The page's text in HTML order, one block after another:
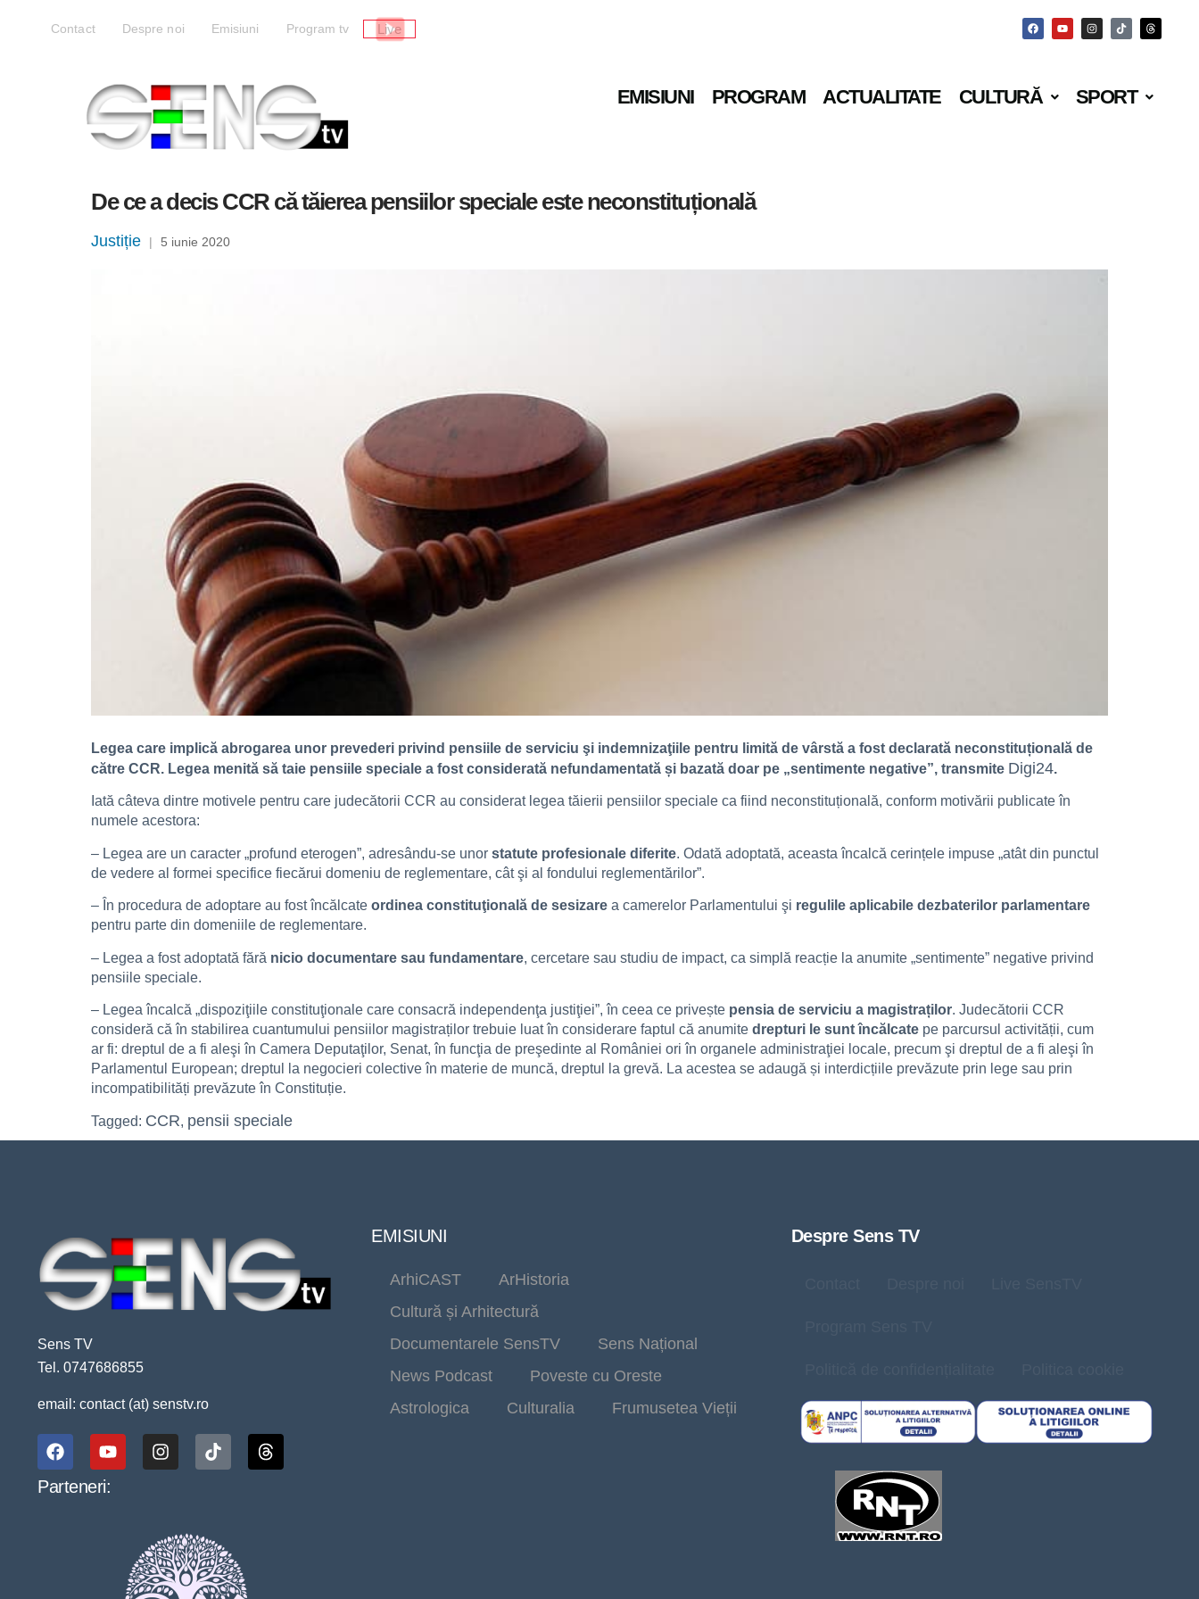
Contact Despre noi Emisiuni Program tv Live
EMISIUNI PROGRAM ACTUALITATE CULTURĂ SPORT
De ce a decis CCR că tăierea pensiilor speciale este neconstituțională
Justiție | 5 iunie 2020
Legea care implică abrogarea unor prevederi privind pensiile de serviciu şi indemnizaţiile pentru limită de vârstă a fost declarată neconstituțională de
către CCR. Legea menită să taie pensiile speciale a fost considerată nefundamentată și bazată doar pe „sentimente negative”, transmite Digi24.
Iată câteva dintre motivele pentru care judecătorii CCR au considerat legea tăierii pensiilor speciale ca fiind neconstituțională, conform motivării publicate în
numele acestora:
– Legea are un caracter „profund eterogen”, adresându-se unor statute profesionale diferite. Odată adoptată, aceasta încalcă cerințele impuse „atât din punctul
de vedere al formei specifice fiecărui domeniu de reglementare, cât şi al fondului reglementărilor”.
– În procedura de adoptare au fost încălcate ordinea constituţională de sesizare a camerelor Parlamentului şi regulile aplicabile dezbaterilor parlamentare
pentru parte din domeniile de reglementare.
– Legea a fost adoptată fără nicio documentare sau fundamentare, cercetare sau studiu de impact, ca simplă reacție la anumite „sentimente” negative privind
pensiile speciale.
– Legea încalcă „dispoziţiile constituţionale care consacră independenţa justiţiei”, în ceea ce privește pensia de serviciu a magistraților. Judecătorii CCR
consideră că în stabilirea cuantumului pensiilor magistraților trebuie luat în considerare faptul că anumite drepturi le sunt încălcate pe parcursul activității, cum
ar fi: dreptul de a fi aleşi în Camera Deputaţilor, Senat, în funcţia de preşedinte al României ori în organele administraţiei locale, precum şi dreptul de a fi aleşi în
Parlamentul European; dreptul la negocieri colective în materie de muncă, dreptul la grevă. La acestea se adaugă și interdicțiile prevăzute prin lege sau prin
incompatibilități prevăzute în Constituție.
Tagged: CCR, pensii speciale
Sens TV
Tel. 0747686855
email: contact (at) senstv.ro
Parteneri:
EMISIUNI
ArhiCAST
ArHistoria
Cultură și Arhitectură
Documentarele SensTV
Sens Național
News Podcast
Poveste cu Oreste
Astrologica
Culturalia Frumusetea Vieții
Despre Sens TV